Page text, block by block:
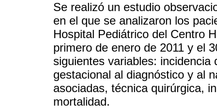
Se realizó un estudio
en el que se analizaron los
Hospital Pediátrico del Centro
primero de enero de 2011 y el
siguientes variables:
gestacional al diagnóstico y al
asociadas, técnica quirúrgica,
mortalidad.